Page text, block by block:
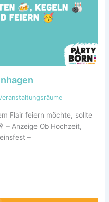
Flair feiern möchte, sollte
– Anzeige Ob Hochzeit,
–